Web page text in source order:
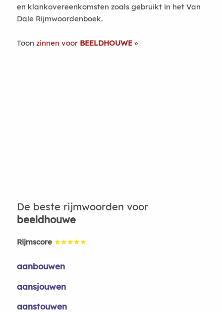
en klankovereenkomsten zoals gebruikt in het Van
Dale Rijmwoordenboek.
Toon zinnen voor BEELDHOUWE
De beste rijmwoorden voor
beeldhouwe
Rijmscore ★★★★★
aanbouwen
aansjouwen
aanstouwen